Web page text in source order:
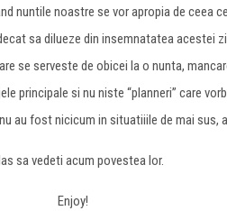
nuntile noastre se vor apropia de ceea
sa dilueze din insemnatatea acestei
se serveste de obicei la o nunta,
principale si nu niste “planneri” care
au fost nicicum in situatiiile de mai
sa vedeti acum povestea lor.
Enjoy!